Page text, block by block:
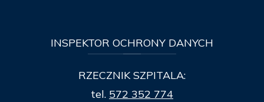
INSPEKTOR OCHRONY DANYCH
RZECZNIK SZPITALA:
tel. 572 352 774